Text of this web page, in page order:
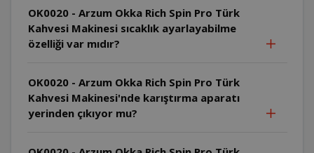
OK0020 - Arzum Okka Rich Spin Pro Türk
Kahvesi Makinesi sıcaklık ayarlayabilme
özelliği var mıdır?
OK0020 - Arzum Okka Rich Spin Pro Türk
Kahvesi Makinesi'nde karıştırma aparatı
yerinden çıkıyor mu?